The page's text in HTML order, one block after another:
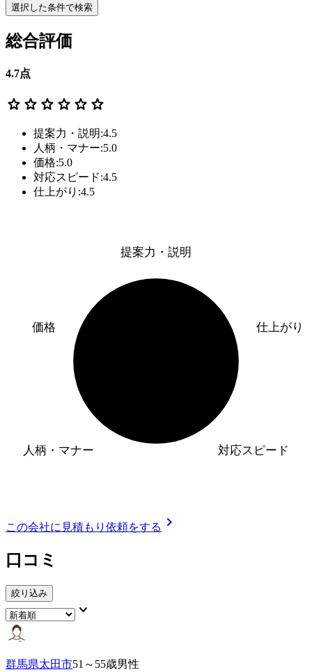
選択した条件で検索
総合評価
4.7点
star star star star star star
提案力・説明:4.5
人柄・マナー:5.0
価格:5.0
対応スピード:4.5
仕上がり:4.5
提案力・説明
仕上がり
対応スピード
人柄・マナー
価格
この会社に見積もり依頼をする chevron_right
口コミ
絞り込み
keyboard_arrow_down
群馬県太田市51～55歳男性